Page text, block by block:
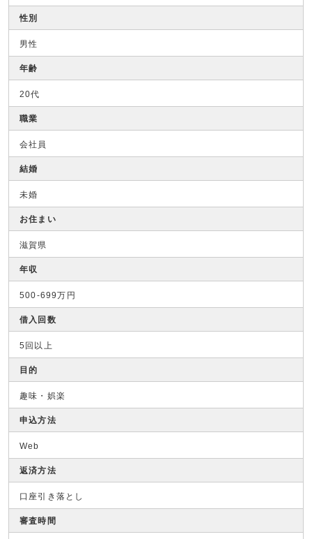
性別
男性
年齢
20代
職業
会社員
結婚
未婚
お住まい
滋賀県
年収
500-699万円
借入回数
5回以上
目的
趣味・娯楽
申込方法
Web
返済方法
口座引き落とし
審査時間